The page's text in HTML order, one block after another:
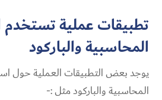
تطبيقات عملية تستخدم
المحاسبية والباركود
يوجد بعض التطبيقات العملية حول
المحاسبية والباركود مثل :-